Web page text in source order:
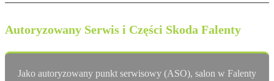
Autoryzowany Serwis i Części Skoda Falenty
Jako autoryzowany punkt serwisowy (ASO), salon w Falenty